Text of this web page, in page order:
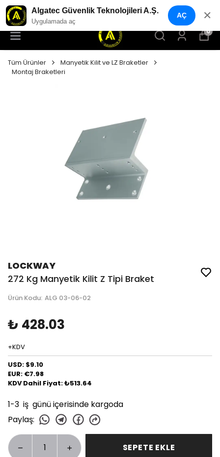
YENI NESIL GÜVENLIK GEÇIŞ SISTEMLERI
0
Tüm Ürünler
Manyetik Kilit ve LZ Braketler
Montaj Braketleri
LOCKWAY
272 Kg Manyetik Kilit Z Tipi Braket
Ürün Kodu: ALG 03-06-02
₺ 428.03
+KDV
USD: $9.10
EUR: €7.98
KDV Dahil Fiyat: ₺513.64
1-3 iş günü içerisinde kargoda
Paylaş:
SEPETE EKLE
Algatec Güvenlik Teknolojileri A.Ş.
Uygulamada aç
AÇ ✕